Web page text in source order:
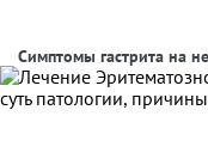
Симптомы гастрита на